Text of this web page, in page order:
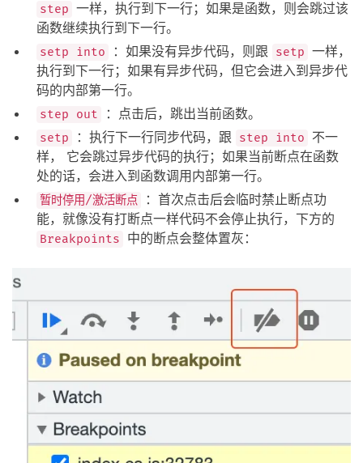
step 一样，执行到下一行；如果是函数，则会跳过该
函数继续执行到下一行。
setp into ：如果没有异步代码，则跟 setp 一样，
执行到下一行；如果有异步代码，但它会进入到异步代
码的内部第一行。
step out ：点击后，跳出当前函数。
setp ：执行下一行同步代码，跟 step into
不一
样， 它会跳过异步代码的执行；如果当前断点在函数
处的话，会进入到函数调用内部第一行。
暂时停用/激活断点
：首次点击后会临时禁止断点功
能，就像没有打断点一样代码不会停止执行，下方的
Breakpoints 中的断点会整体置灰：